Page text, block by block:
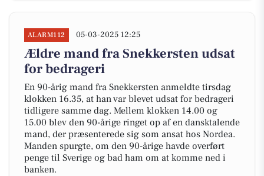
ALARM112 05-03-2025 12:25
Ældre mand fra Snekkersten udsat
for bedrageri
En 90-årig mand fra Snekkersten anmeldte tirsdag
klokken 16.35, at han var blevet udsat for bedrageri
tidligere samme dag. Mellem klokken 14.00 og
15.00 blev den 90-årige ringet op af en dansktalende
mand, der præsenterede sig som ansat hos Nordea.
Manden spurgte, om den 90-årige havde overført
penge til Sverige og bad ham om at komme ned i
banken.